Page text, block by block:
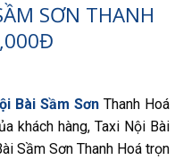
SƠN THANH
Bài Sầm Sơn Thanh Hoá
khách hàng, Taxi Nội Bài
Sầm Sơn Thanh Hoá trọn